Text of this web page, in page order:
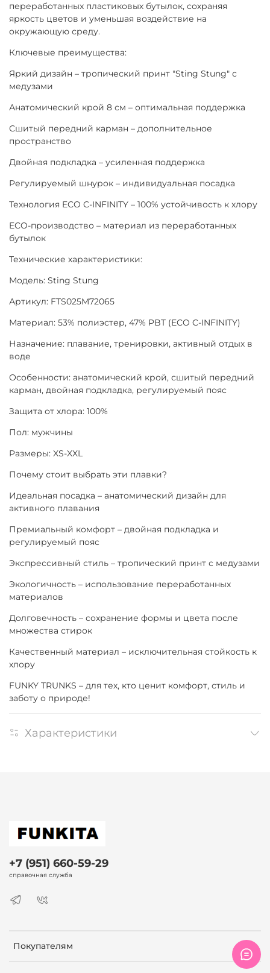
переработанных пластиковых бутылок, сохраняя
яркость цветов и уменьшая воздействие на
окружающую среду.
Ключевые преимущества:
Яркий дизайн – тропический принт "Sting Stung" с
медузами
Анатомический крой 8 см – оптимальная поддержка
Сшитый передний карман – дополнительное
пространство
Двойная подкладка – усиленная поддержка
Регулируемый шнурок – индивидуальная посадка
Технология ECO C-INFINITY – 100% устойчивость к хлору
ECO-производство – материал из переработанных
бутылок
Технические характеристики:
Модель: Sting Stung
Артикул: FTS025M72065
Материал: 53% полиэстер, 47% PBT (ECO C-INFINITY)
Назначение: плавание, тренировки, активный отдых в
воде
Особенности: анатомический крой, сшитый передний
карман, двойная подкладка, регулируемый пояс
Защита от хлора: 100%
Пол: мужчины
Размеры: XS-XXL
Почему стоит выбрать эти плавки?
Идеальная посадка – анатомический дизайн для
активного плавания
Премиальный комфорт – двойная подкладка и
регулируемый пояс
Экспрессивный стиль – тропический принт с медузами
Экологичность – использование переработанных
материалов
Долговечность – сохранение формы и цвета после
множества стирок
Качественный материал – исключительная стойкость к
хлору
FUNKY TRUNKS – для тех, кто ценит комфорт, стиль и
заботу о природе!
Характеристики
Покупателям
+7 (951) 660-59-29
справочная служба